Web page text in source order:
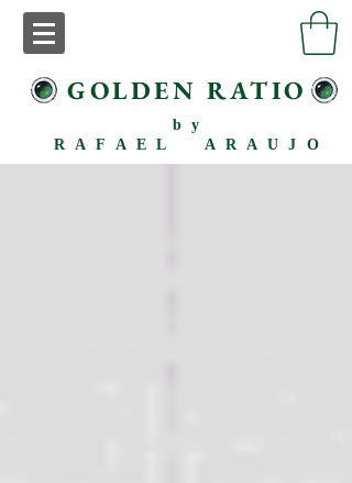
GOLDEN RATIO
by
RAFAEL ARAUJO